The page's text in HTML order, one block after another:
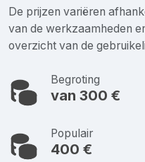
De prijzen variëren
van de werkzaamheden
overzicht van de
Begroting
van 300 €
Populair
400 €